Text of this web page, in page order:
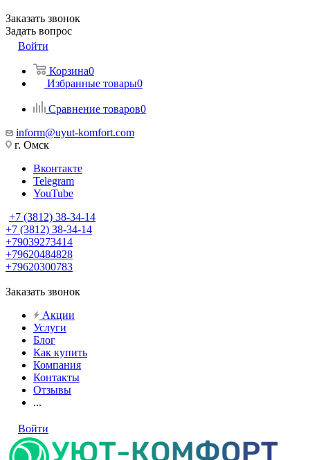
Заказать звонок
Задать вопрос
Войти
Корзина0
Избранные товары0
Сравнение товаров0
inform@uyut-komfort.com
г. Омск
Вконтакте
Telegram
YouTube
+7 (3812) 38-34-14
+7 (3812) 38-34-14
+79039273414
+79620484828
+79620300783
Заказать звонок
Акции
Услуги
Блог
Как купить
Компания
Контакты
Отзывы
...
Войти